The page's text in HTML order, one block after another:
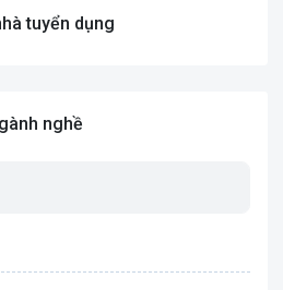
tuyển dụng
nghề